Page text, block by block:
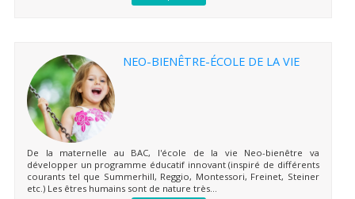
NEO-BIENÊTRE-ÉCOLE DE LA VIE
De la maternelle au BAC, l'école de la vie Neo-bienêtre va
développer un programme éducatif innovant (inspiré de différents
courants tel que Summerhill, Reggio, Montessori, Freinet, Steiner
etc.) Les êtres humains sont de nature très...